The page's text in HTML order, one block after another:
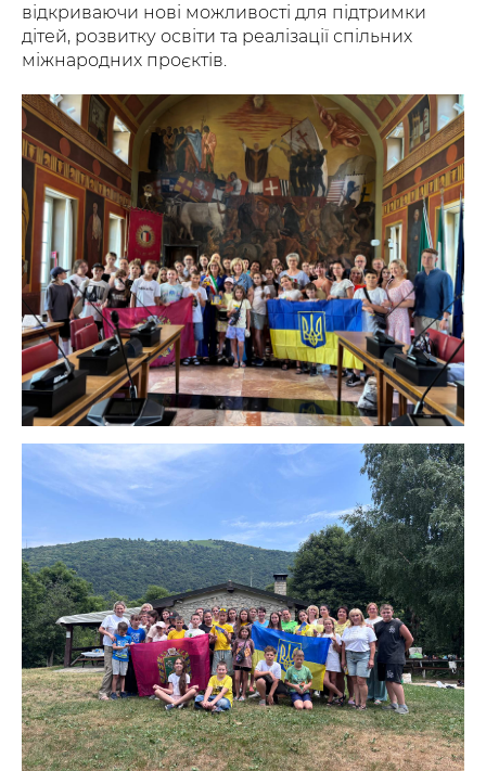
відкриваючи нові можливості для підтримки
дітей, розвитку освіти та реалізації спільних
міжнародних проєктів.